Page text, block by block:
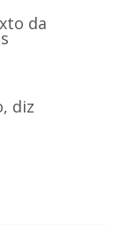
da
diz